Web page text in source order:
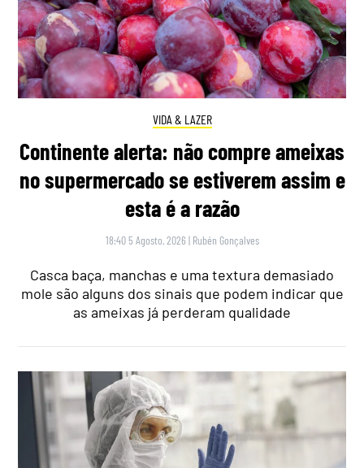
VIDA & LAZER
Continente alerta: não compre ameixas
no supermercado se estiverem assim e
esta é a razão
18:40 5 Agosto, 2026 | Rubén Gonçalves
Casca baça, manchas e uma textura demasiado
mole são alguns dos sinais que podem indicar que
as ameixas já perderam qualidade